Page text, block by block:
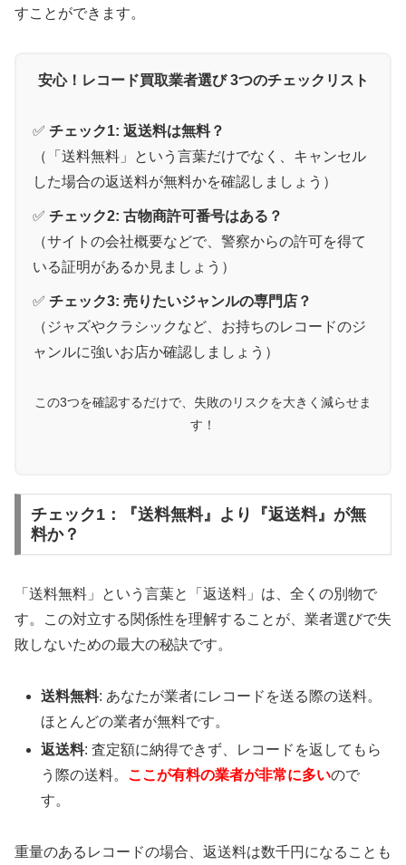
すことができます。
安心！レコード買取業者選び 3つのチェックリスト
✅チェック1: 返送料は無料？
（「送料無料」という言葉だけでなく、キャンセル
した場合の返送料が無料かを確認しましょう）
✅チェック2: 古物商許可番号はある？
（サイトの会社概要などで、警察からの許可を得て
いる証明があるか見ましょう）
✅チェック3: 売りたいジャンルの専門店？
（ジャズやクラシックなど、お持ちのレコードのジ
ャンルに強いお店か確認しましょう）
この3つを確認するだけで、失敗のリスクを大きく減らせま
す！
チェック1：『送料無料』より『返送料』が無
料か？
「送料無料」という言葉と「返送料」は、全くの別物で
す。この対立する関係性を理解することが、業者選びで失
敗しないための最大の秘訣です。
送料無料: あなたが業者にレコードを送る際の送料。
ほとんどの業者が無料です。
返送料: 査定額に納得できず、レコードを返してもら
う際の送料。 ここが有料の業者が非常に多いので
す。
重量のあるレコードの場合、返送料は数千円になることも